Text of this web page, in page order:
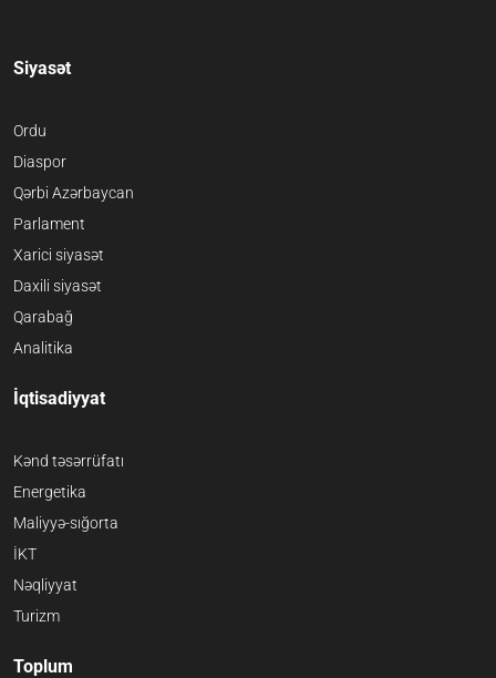
Siyasət
Ordu
Diaspor
Qərbi Azərbaycan
Parlament
Xarici siyasət
Daxili siyasət
Qarabağ
Analitika
İqtisadiyyat
Kənd təsərrüfatı
Energetika
Maliyyə-sığorta
İKT
Nəqliyyat
Turizm
Toplum